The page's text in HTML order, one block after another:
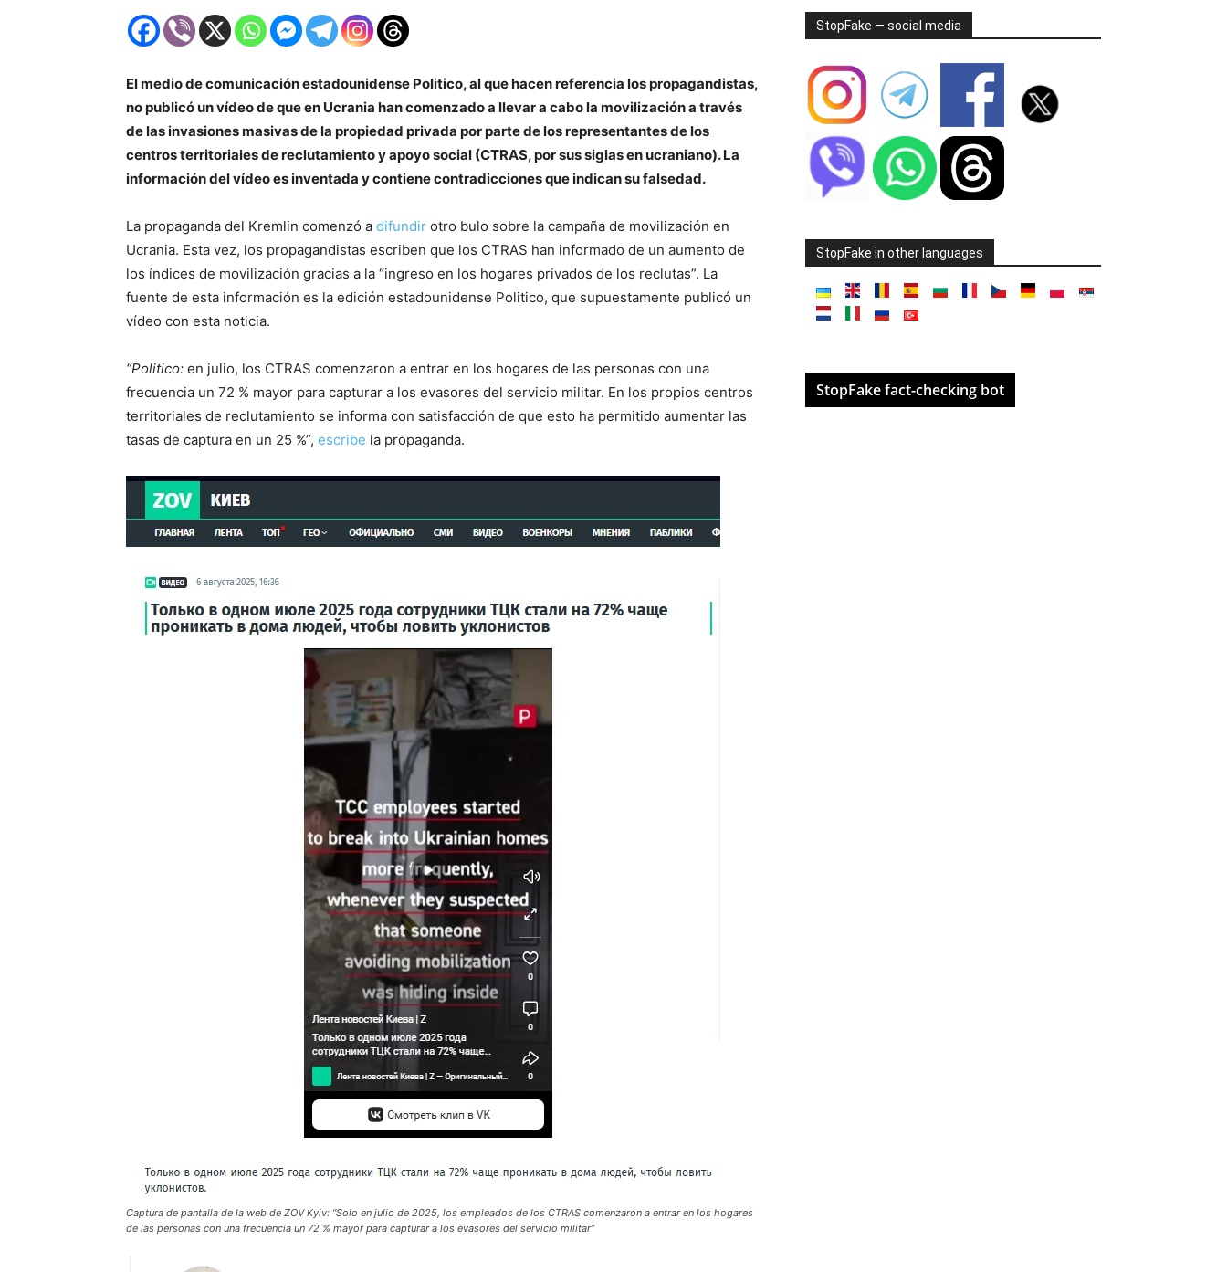
El medio de comunicación estadounidense Politico, al que hacen referencia los propagandistas,
no publicó un vídeo de que en Ucrania han comenzado a llevar a cabo la movilización a través
de las invasiones masivas de la propiedad privada por parte de los representantes de los
centros territoriales de reclutamiento y apoyo social (CTRAS, por sus siglas en ucraniano). La
información del vídeo es inventada y contiene contradicciones que indican su falsedad.
La propaganda del Kremlin comenzó a difundir otro bulo sobre la campaña de movilización en
Ucrania. Esta vez, los propagandistas escriben que los CTRAS han informado de un aumento de
los índices de movilización gracias a la “ingreso en los hogares privados de los reclutas”. La
fuente de esta información es la edición estadounidense Politico, que supuestamente publicó un
vídeo con esta noticia.
“Politico: en julio, los CTRAS comenzaron a entrar en los hogares de las personas con una
frecuencia un 72 % mayor para capturar a los evasores del servicio militar. En los propios centros
territoriales de reclutamiento se informa con satisfacción de que esto ha permitido aumentar las
tasas de captura en un 25 %”, escribe la propaganda.
Captura de pantalla de la web de ZOV Кyiv: “Solo en julio de 2025, los empleados de los CTRAS comenzaron a entrar en los hogares
de las personas con una frecuencia un 72 % mayor para capturar a los evasores del servicio militar”
StopFake — social media
StopFake in other languages
StopFake fact-checking bot